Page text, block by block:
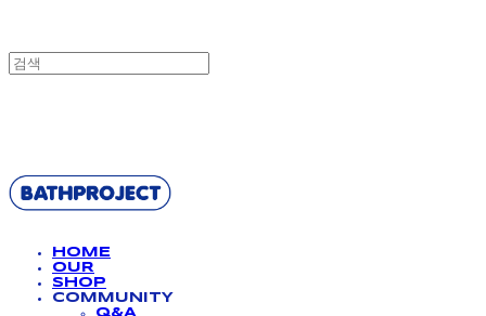
HOME
OUR
SHOP
COMMUNITY
Q&A